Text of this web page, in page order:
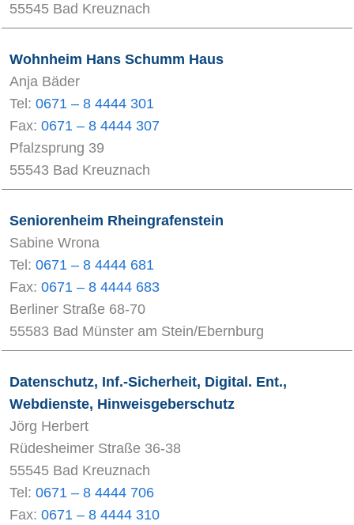
55545 Bad Kreuznach
Wohnheim Hans Schumm Haus
Anja Bäder
Tel: 0671 – 8 4444 301
Fax: 0671 – 8 4444 307
Pfalzsprung 39
55543 Bad Kreuznach
Seniorenheim Rheingrafenstein
Sabine Wrona
Tel: 0671 – 8 4444 681
Fax: 0671 – 8 4444 683
Berliner Straße 68-70
55583 Bad Münster am Stein/Ebernburg
Datenschutz, Inf.-Sicherheit, Digital. Ent.,
Webdienste, Hinweisgeberschutz
Jörg Herbert
Rüdesheimer Straße 36-38
55545 Bad Kreuznach
Tel: 0671 – 8 4444 706
Fax: 0671 – 8 4444 310